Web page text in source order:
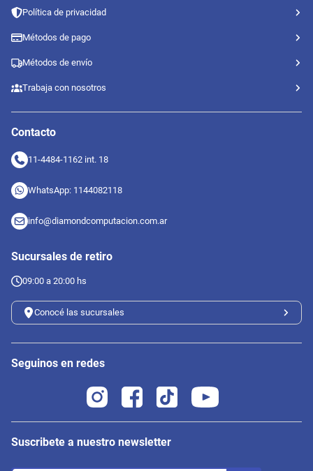
Política de privacidad
Métodos de pago
Métodos de envío
Trabaja con nosotros
Contacto
11-4484-1162 int. 18
WhatsApp: 1144082118
info@diamondcomputacion.com.ar
Sucursales de retiro
09:00 a 20:00 hs
Conocé las sucursales
Seguinos en redes
Suscribete a nuestro newsletter